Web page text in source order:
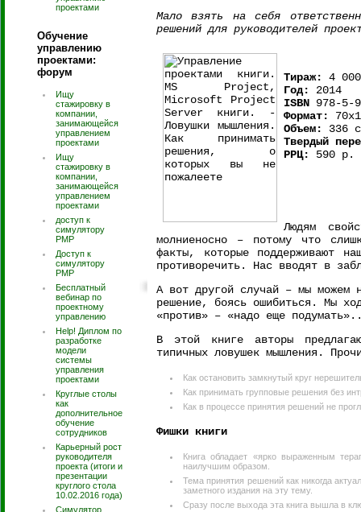
проектами
Обучение
управлению
проектами:
форум
Ищу
стажировку в
компании,
занимающейся
управлением
проектами
Ищу
стажировку в
компании,
занимающейся
управлением
проектами
доступ к
симулятору
PMP
Доступ к
симулятору
РМР
Бесплатный
вебинар по
проектному
управлению
Help! Диплом по
разработке
модели
системы
управления
проектами
Круглые столы
как
дополнительное
обучение
сотрудников
Карьерный рост
руководителя
проекта (итоги и
презентации
круглого стола
10.02.2016 года)
Симулятор
Мало взять на себя
решений для руководителей
Тираж:
4 000
Год:
2014
ISBN 978-5-
Формат:
Объем:
336
Твердый
РРЦ:
590 р.
Людям
молниеносно – потому что
факты, которые поддерживают
противоречить. Нас вводят в
А вот другой случай – мы можем
решение, боясь ошибиться. Мы
«против» – «надо еще
В этой книге авторы
типичных ловушек мышления.
Как остановить замкнутый круг
Как принимать групповые решения без
Как в процессе принятия решений не
Фишки книги
Книга обладает «ярко выраженным
наилучшим образом.
Тема принятия решений как никогда
заметного издания на эту тему.
Сразу после выхода эта книга вышла в